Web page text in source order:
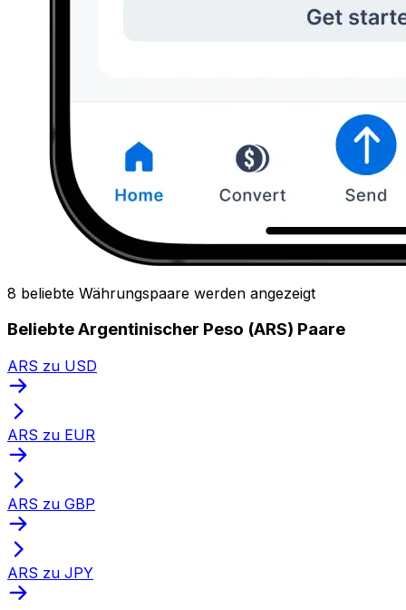
8 beliebte Währungspaare werden angezeigt
Beliebte Argentinischer Peso (ARS) Paare
ARS zu USD
ARS zu EUR
ARS zu GBP
ARS zu JPY